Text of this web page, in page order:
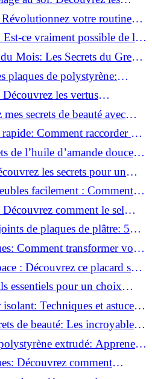
votre routine
ce vraiment possible de les
Mois: Les Secrets du Green
plaques de polystyrène:
sans effort !
les vertus
de coco!
secrets de beauté avec
Comment raccorder un
de l’huile d’amande douce :
l'adopter!les secrets pour un
facilement : Comment
en un clin d'œil !comment le sel
de plaques de plâtre: 5
les fissures!
Comment transformer votre
: Découvrez ce placard sous
essentiels pour un choix
Techniques et astuces
de beauté: Les incroyables
extrudé: Apprenez
Découvrez comment
beauté!